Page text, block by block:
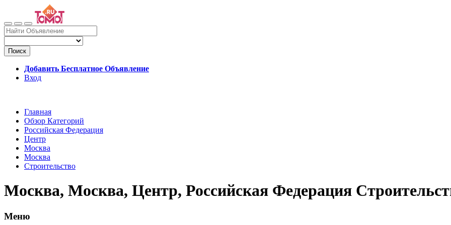
Поиск
Добавить Бесплатное Объявление
Вход
Главная
Обзор Категорий
Российская Федерация
Центр
Москва
Москва
Строительство
Москва, Москва, Центр, Российская Федерация
Меню